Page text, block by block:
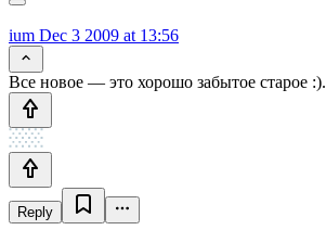
ium Dec 3 2009 at 13:56
Все новое — это хорошо забытое старое :).
Reply